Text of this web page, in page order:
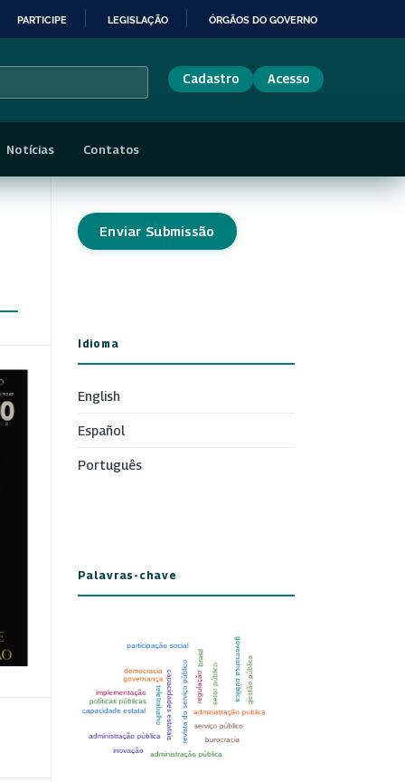
PARTICIPE LEGISLAÇÃO ÓRGÃOS DO GOVERNO
Cadastro Acesso
Notícias Contatos
Enviar Submissão
Idioma
English
Español
Português
Palavras-chave